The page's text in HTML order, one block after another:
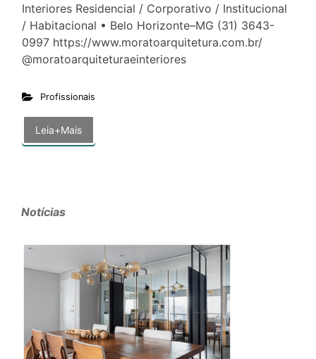
Interiores Residencial / Corporativo / Institucional
/ Habitacional • Belo Horizonte–MG (31) 3643-
0997 https://www.moratoarquitetura.com.br/
@moratoarquiteturaeinteriores
Profissionais
Leia+Mais
Notícias